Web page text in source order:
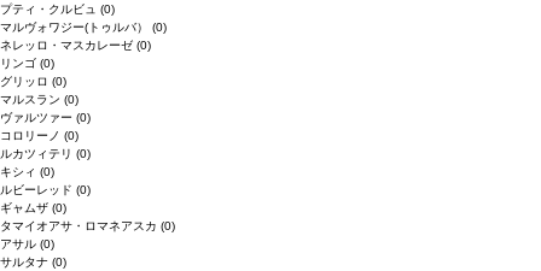
プティ・クルビュ (0)
マルヴォワジー(トゥルバ） (0)
ネレッロ・マスカレーゼ (0)
リンゴ (0)
グリッロ (0)
マルスラン (0)
ヴァルツァー (0)
コロリーノ (0)
ルカツィテリ (0)
キシィ (0)
ルビーレッド (0)
ギャムザ (0)
タマイオアサ・ロマネアスカ (0)
アサル (0)
サルタナ (0)